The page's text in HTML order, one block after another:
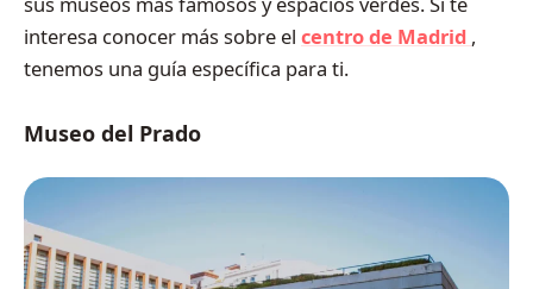
interesa conocer más sobre el centro de Madrid ,
tenemos una guía específica para ti.
Museo del Prado